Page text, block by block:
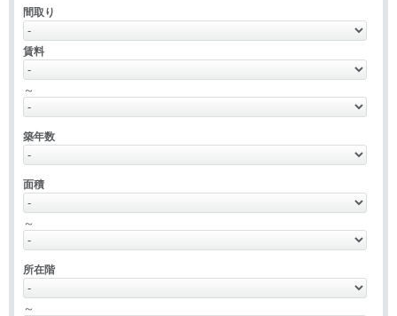
間取り
賃料
～
築年数
面積
～
所在階
～